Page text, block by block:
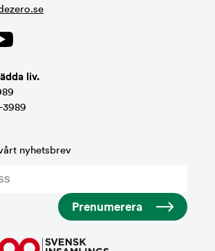
liv.
3989
nyhetsbrev
Prenumerera